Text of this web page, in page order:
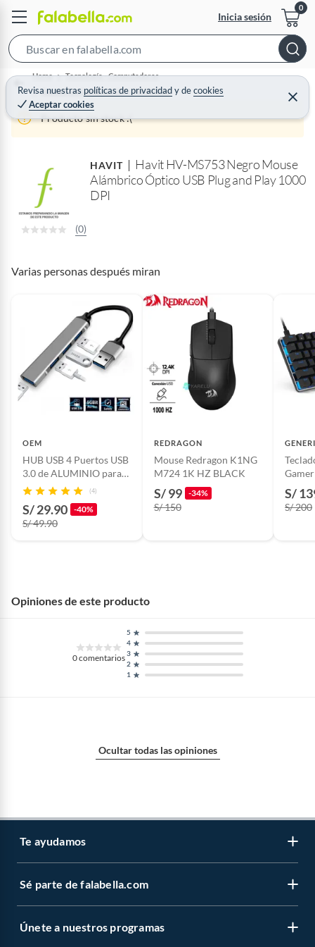
Inicia sesión
e
a
c
B
a
Revisa nuestras políticas de privacidadydecookies
Aceptar cookies
C
e
r
Home
Tecnología - Computadoras
Accesorios Computación y Periféricos
Producto sin stock :(
HAVIT
Havit HV-MS753 Negro Mouse
Alámbrico Óptico USB Plug and Play 1000
DPI
(0)
Varias personas después miran
OEM
HUB USB 4 Puertos USB
3.0 de ALUMINIO para
PC, Laptop y Android
(4)
S/ 29.90 -40%
S/ 49.90
REDRAGON
Mouse Redragon K1NG
M724 1K HZ BLACK
S/ 99 -34%
S/ 150
Negro
S/
S/ 200
Opiniones de este producto
0comentarios
1
2
3
4
5
Ocultar todas las opiniones
Te ayudamos
Atención por WhatsApp
Sé parte de falabella.com
Trabaja con nosotros
Únete a nuestros programas